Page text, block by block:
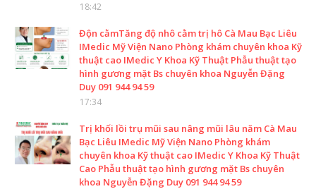
18:42
Độn cằmTăng độ nhô cằm trị hô Cà Mau Bạc Liêu
IMedic Mỹ Viện Nano Phòng khám chuyên khoa Kỹ
thuật cao IMedic Y Khoa Kỹ Thuật Phẫu thuật tạo
hình gương mặt Bs chuyên khoa Nguyễn Đặng
Duy 091 944 94 59
17:34
Trị khối lồi trụ mũi sau nâng mũi lâu năm Cà Mau
Bạc Liêu IMedic Mỹ Viện Nano Phòng khám
chuyên khoa Kỹ thuật cao IMedic Y Khoa Kỹ Thuật
Cao Phẫu thuật tạo hình gương mặt Bs chuyên
khoa Nguyễn Đặng Duy 091 944 94 59